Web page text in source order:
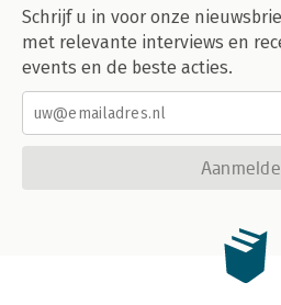
Schrijf u in voor onze
met relevante interviews en
events en de beste acties.